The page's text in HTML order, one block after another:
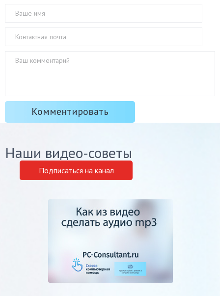
Наши видео-советы
Подписаться на канал